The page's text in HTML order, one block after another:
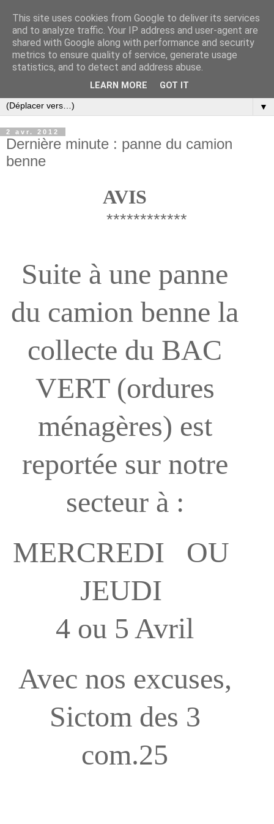
▼
2 avr. 2012
Dernière minute : panne du camion
benne
AVIS
************
Suite à une panne
du camion benne la
collecte du BAC
VERT (ordures
ménagères) est
reportée sur notre
secteur à :
MERCREDI OU
JEUDI
4 ou 5 Avril
Avec nos excuses,
Sictom des 3
com.25
This site uses cookies from Google to deliver its services
and to analyze traffic. Your IP address and user-agent are
shared with Google along with performance and security
metrics to ensure quality of service, generate usage
statistics, and to detect and address abuse.
LEARN MORE GOT IT